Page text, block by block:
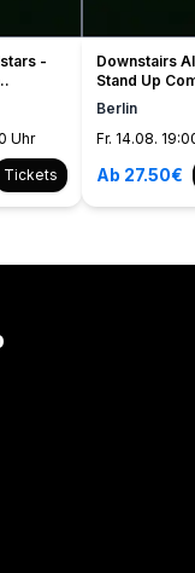
-
Uhr
Tickets
Downstairs
Stand Up
Berlin
Fr. 14.08.
Ab 27.50€